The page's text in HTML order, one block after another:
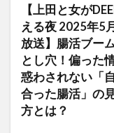
【上田と女が
える夜 2025年5
放送】腸活ブー
とし穴！偏った
惑わされない「
合った腸活」の
方とは？